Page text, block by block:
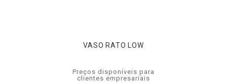
VASO RATO LOW
Preços disponíveis para
clientes empresariais